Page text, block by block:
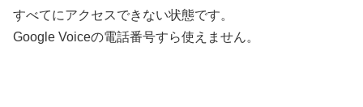
すべてにアクセスできない状態です。
Google Voiceの電話番号すら使えません。